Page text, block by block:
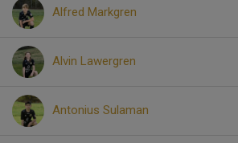
Alfred Markgren
Alvin Lawergren
Antonius Sulaman